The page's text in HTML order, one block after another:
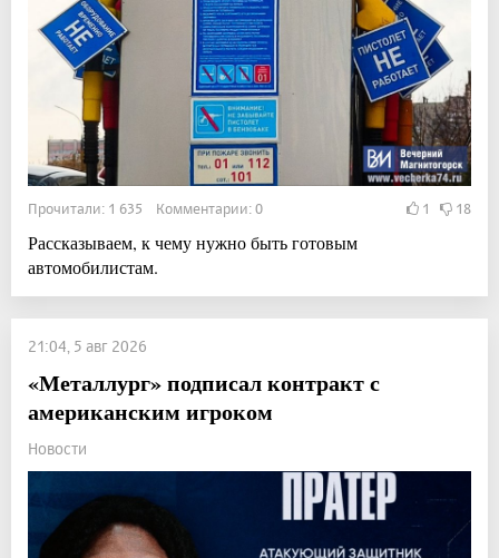
Прочитали: 1 635 Комментарии: 0 1 18
Рассказываем, к чему нужно быть готовым
автомобилистам.
21:04, 5 авг 2026
«Металлург» подписал контракт с
американским игроком
Новости